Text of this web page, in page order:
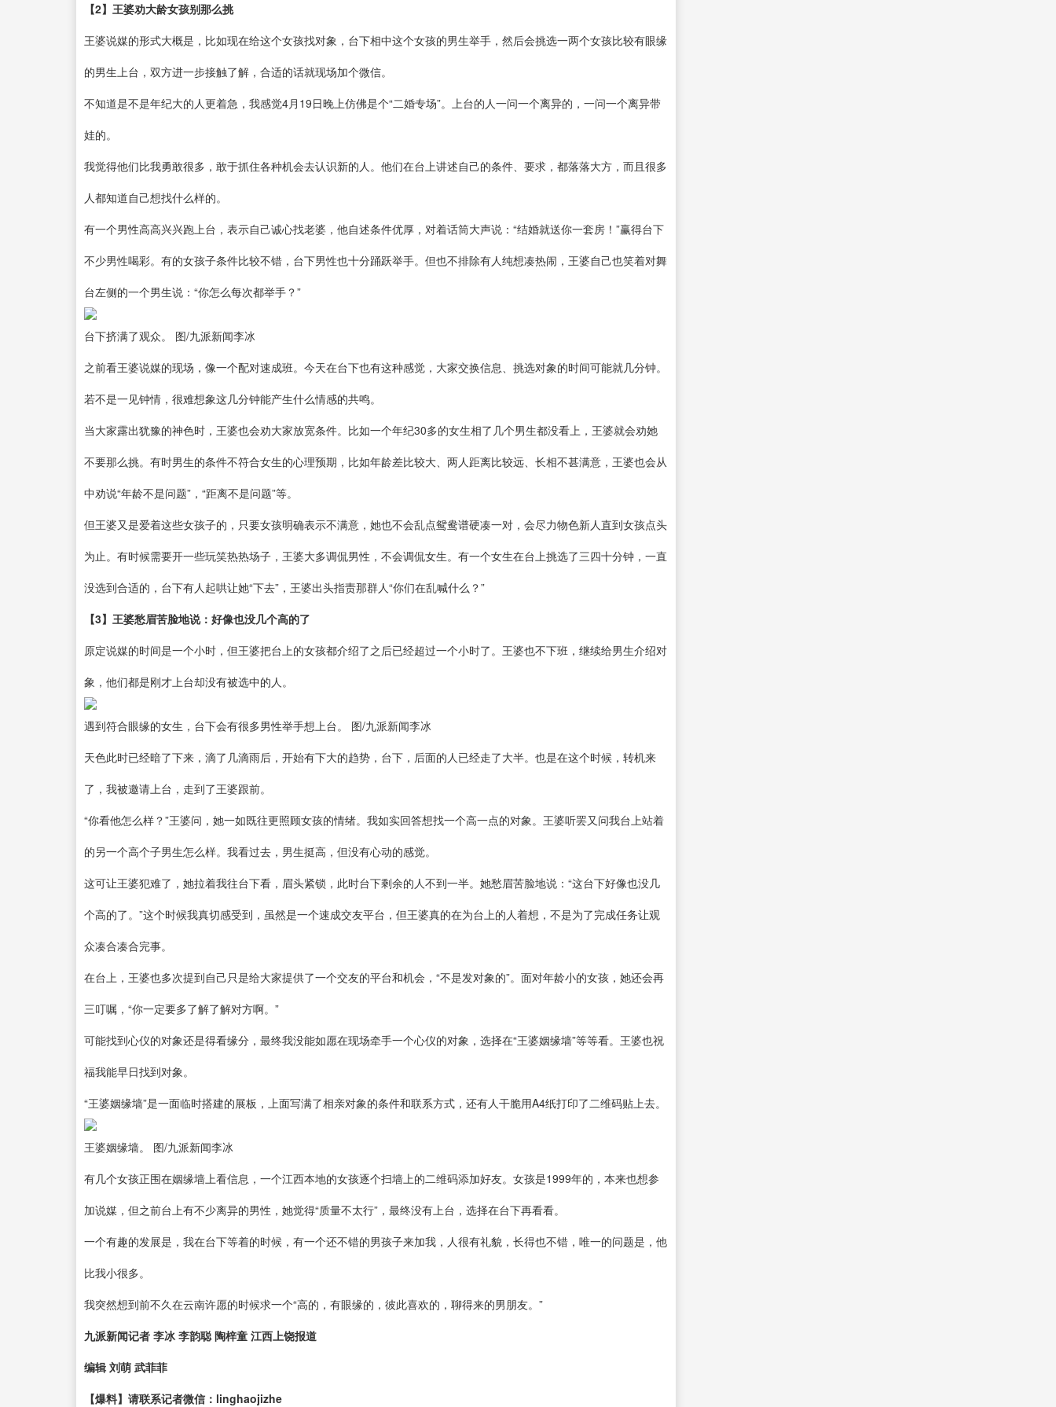
【2】王婆劝大龄女孩别那么挑
王婆说媒的形式大概是，比如现在给这个女孩找对象，台下相中这个女孩的男生举手，然后会挑选一两个女孩比较有眼缘
的男生上台，双方进一步接触了解，合适的话就现场加个微信。
不知道是不是年纪大的人更着急，我感觉4月19日晚上仿佛是个“二婚专场”。上台的人一问一个离异的，一问一个离异带
娃的。
我觉得他们比我勇敢很多，敢于抓住各种机会去认识新的人。他们在台上讲述自己的条件、要求，都落落大方，而且很多
人都知道自己想找什么样的。
有一个男性高高兴兴跑上台，表示自己诚心找老婆，他自述条件优厚，对着话筒大声说：“结婚就送你一套房！”赢得台下
不少男性喝彩。有的女孩子条件比较不错，台下男性也十分踊跃举手。但也不排除有人纯想凑热闹，王婆自己也笑着对舞
台左侧的一个男生说：“你怎么每次都举手？”
台下挤满了观众。 图/九派新闻李冰
之前看王婆说媒的现场，像一个配对速成班。今天在台下也有这种感觉，大家交换信息、挑选对象的时间可能就几分钟。
若不是一见钟情，很难想象这几分钟能产生什么情感的共鸣。
当大家露出犹豫的神色时，王婆也会劝大家放宽条件。比如一个年纪30多的女生相了几个男生都没看上，王婆就会劝她
不要那么挑。有时男生的条件不符合女生的心理预期，比如年龄差比较大、两人距离比较远、长相不甚满意，王婆也会从
中劝说“年龄不是问题”，“距离不是问题”等。
但王婆又是爱着这些女孩子的，只要女孩明确表示不满意，她也不会乱点鸳鸯谱硬凑一对，会尽力物色新人直到女孩点头
为止。有时候需要开一些玩笑热热场子，王婆大多调侃男性，不会调侃女生。有一个女生在台上挑选了三四十分钟，一直
没选到合适的，台下有人起哄让她“下去”，王婆出头指责那群人“你们在乱喊什么？”
【3】王婆愁眉苦脸地说：好像也没几个高的了
原定说媒的时间是一个小时，但王婆把台上的女孩都介绍了之后已经超过一个小时了。王婆也不下班，继续给男生介绍对
象，他们都是刚才上台却没有被选中的人。
遇到符合眼缘的女生，台下会有很多男性举手想上台。 图/九派新闻李冰
天色此时已经暗了下来，滴了几滴雨后，开始有下大的趋势，台下，后面的人已经走了大半。也是在这个时候，转机来
了，我被邀请上台，走到了王婆跟前。
“你看他怎么样？”王婆问，她一如既往更照顾女孩的情绪。我如实回答想找一个高一点的对象。王婆听罢又问我台上站着
的另一个高个子男生怎么样。我看过去，男生挺高，但没有心动的感觉。
这可让王婆犯难了，她拉着我往台下看，眉头紧锁，此时台下剩余的人不到一半。她愁眉苦脸地说：“这台下好像也没几
个高的了。”这个时候我真切感受到，虽然是一个速成交友平台，但王婆真的在为台上的人着想，不是为了完成任务让观
众凑合凑合完事。
在台上，王婆也多次提到自己只是给大家提供了一个交友的平台和机会，“不是发对象的”。面对年龄小的女孩，她还会再
三叮嘱，“你一定要多了解了解对方啊。”
可能找到心仪的对象还是得看缘分，最终我没能如愿在现场牵手一个心仪的对象，选择在“王婆姻缘墙”等等看。王婆也祝
福我能早日找到对象。
“王婆姻缘墙”是一面临时搭建的展板，上面写满了相亲对象的条件和联系方式，还有人干脆用A4纸打印了二维码贴上去。
王婆姻缘墙。 图/九派新闻李冰
有几个女孩正围在姻缘墙上看信息，一个江西本地的女孩逐个扫墙上的二维码添加好友。女孩是1999年的，本来也想参
加说媒，但之前台上有不少离异的男性，她觉得“质量不太行”，最终没有上台，选择在台下再看看。
一个有趣的发展是，我在台下等着的时候，有一个还不错的男孩子来加我，人很有礼貌，长得也不错，唯一的问题是，他
比我小很多。
我突然想到前不久在云南许愿的时候求一个“高的，有眼缘的，彼此喜欢的，聊得来的男朋友。”
九派新闻记者 李冰 李韵聪 陶梓童 江西上饶报道
编辑 刘萌 武菲菲
【爆料】请联系记者微信：linghaojizhe